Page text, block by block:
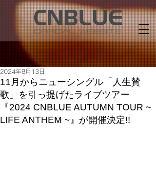
11月からニューシングル「人生賛
歌」を引っ提げたライブツアー
『2024 CNBLUE AUTUMN TOUR ~
LIFE ANTHEM ~』が開催決定!!
2024年8月13日